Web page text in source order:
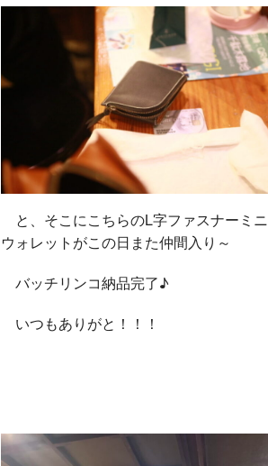
と、そこにこちらのL字ファスナーミニ
ウォレットがこの日また仲間入り～
バッチリンコ納品完了♪
いつもありがと！！！